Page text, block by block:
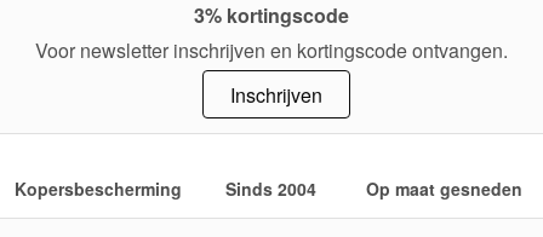
3% kortingscode
Voor newsletter inschrijven en kortingscode ontvangen.
Inschrijven
Kopersbescherming Sinds 2004 Op maat gesneden